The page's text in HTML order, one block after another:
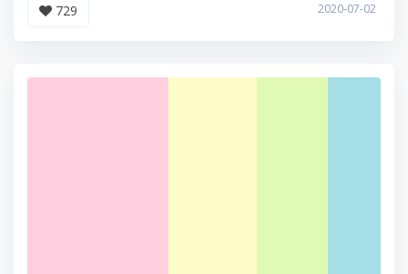
729 2020-07-02